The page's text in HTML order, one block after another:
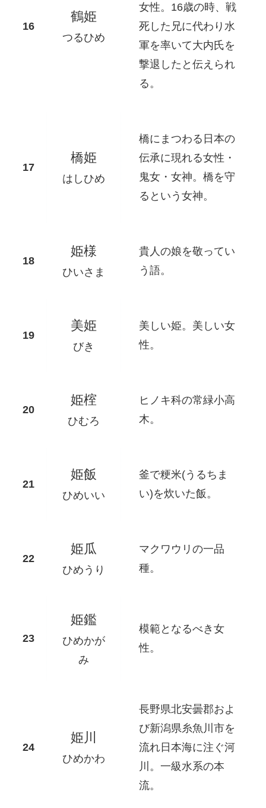
鶴姫
つるひめ
女性。16歳の時、戦
死した兄に代わり水
軍を率いて大内氏を
撃退したと伝えられ
る。
橋姫
はしひめ
橋にまつわる日本の
伝承に現れる女性・
鬼女・女神。橋を守
るという女神。
姫様
ひいさま
貴人の娘を敬ってい
う語。
美姫
びき
美しい姫。美しい女
性。
姫榁
ひむろ
ヒノキ科の常緑小高
木。
姫飯
ひめいい
釜で粳米(うるちま
い)を炊いた飯。
姫瓜
ひめうり
マクワウリの一品
種。
姫鑑
ひめかが
み
模範となるべき女
性。
姫川
ひめかわ
長野県北安曇郡およ
び新潟県糸魚川市を
流れ日本海に注ぐ河
川。一級水系の本
流。